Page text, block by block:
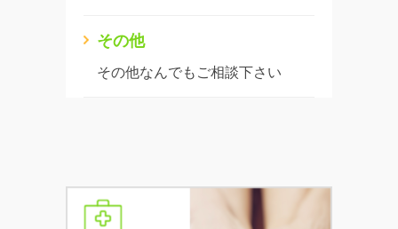
その他
その他なんでもご相談下さい